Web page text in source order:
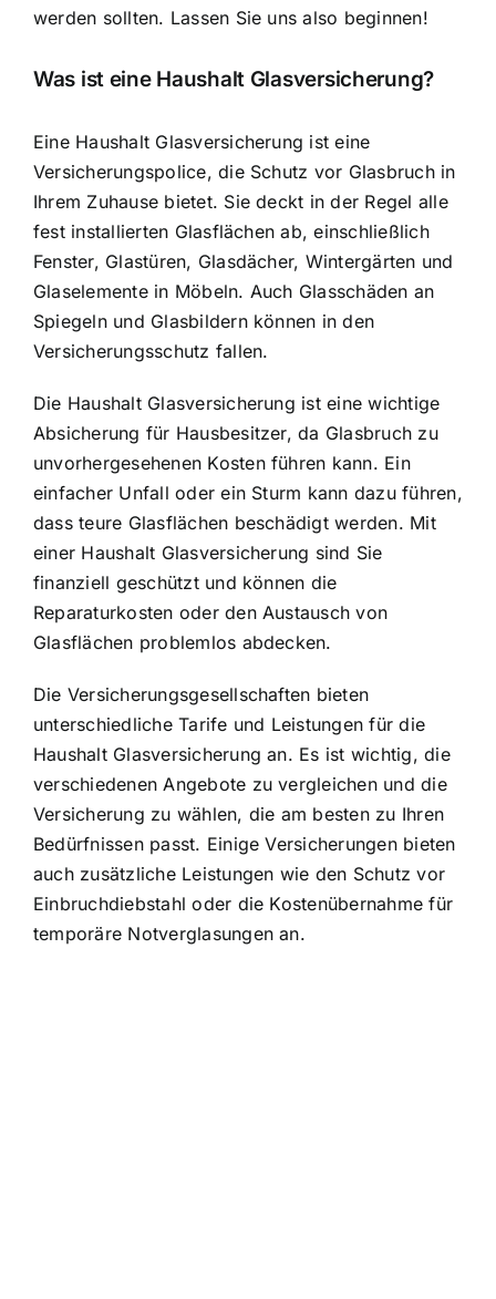
werden sollten. Lassen Sie uns also beginnen!
Was ist eine Haushalt Glasversicherung?
Eine Haushalt Glasversicherung ist eine
Versicherungspolice, die Schutz vor Glasbruch in
Ihrem Zuhause bietet. Sie deckt in der Regel alle
fest installierten Glasflächen ab, einschließlich
Fenster, Glastüren, Glasdächer, Wintergärten und
Glaselemente in Möbeln. Auch Glasschäden an
Spiegeln und Glasbildern können in den
Versicherungsschutz fallen.
Die Haushalt Glasversicherung ist eine wichtige
Absicherung für Hausbesitzer, da Glasbruch zu
unvorhergesehenen Kosten führen kann. Ein
einfacher Unfall oder ein Sturm kann dazu führen,
dass teure Glasflächen beschädigt werden. Mit
einer Haushalt Glasversicherung sind Sie
finanziell geschützt und können die
Reparaturkosten oder den Austausch von
Glasflächen problemlos abdecken.
Die Versicherungsgesellschaften bieten
unterschiedliche Tarife und Leistungen für die
Haushalt Glasversicherung an. Es ist wichtig, die
verschiedenen Angebote zu vergleichen und die
Versicherung zu wählen, die am besten zu Ihren
Bedürfnissen passt. Einige Versicherungen bieten
auch zusätzliche Leistungen wie den Schutz vor
Einbruchdiebstahl oder die Kostenübernahme für
temporäre Notverglasungen an.